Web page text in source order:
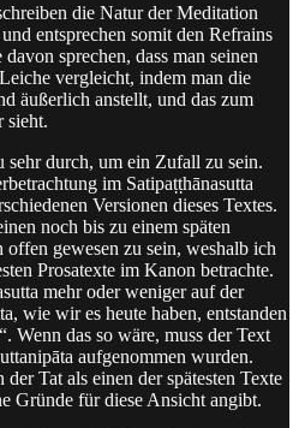
die Natur der Meditation
entsprechen somit den Refrains
sprechen, dass man seinen
vergleicht, indem man die
äußerlich anstellt, und das zum
sieht.
sehr durch, um ein Zufall zu sein.
im Satipaṭṭhānasutta
Versionen dieses Textes.
noch bis zu einem späten
gewesen zu sein, weshalb ich
Prosatexte im Kanon betrachte.
mehr oder weniger auf der
wie wir es heute haben, entstanden
Wenn das so wäre, muss der Text
aufgenommen wurden.
Tat als einen der spätesten Texte
Gründe für diese Ansicht angibt.